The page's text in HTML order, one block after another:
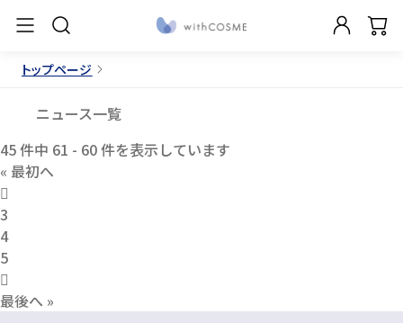
トップページ
ニュース一覧
45件中 61 - 60件を表示しています
« 最初へ
3
4
5
最後へ »